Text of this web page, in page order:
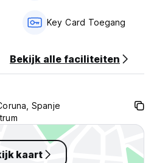
Key Card Toegang
Bekijk alle faciliteiten
Spanje
kaart